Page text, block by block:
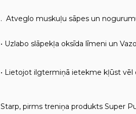
. Atveglo muskuļu sāpes un
• Uzlabo slāpekļa oksīda līmeni un
• Lietojot ilgtermiņā ietekme kļūst vēl
Starp, pirms treniņa produkts Super